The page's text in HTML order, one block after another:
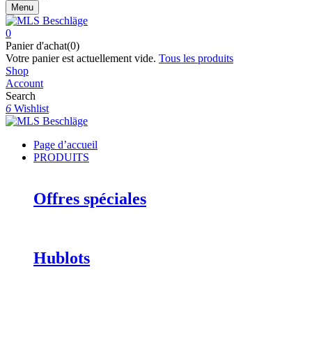
Menu
0
Panier d'achat(0)
Votre panier est actuellement vide. Tous les produits
Shop
Account
Search
6 Wishlist
Page d’accueil
PRODUITS
Offres spéciales
Hublots